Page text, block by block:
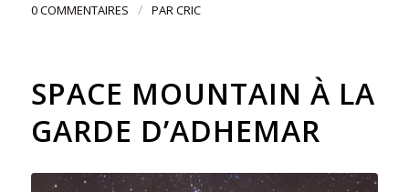
0 COMMENTAIRES / PARCRIC
SPACE MOUNTAIN À LA
GARDE D’ADHEMAR